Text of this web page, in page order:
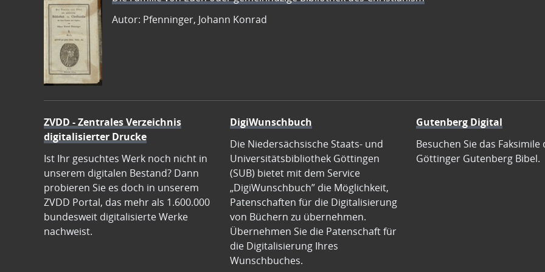
Autor: Pfenninger, Johann Konrad
ZVDD - Zentrales Verzeichnis
digitalisierter Drucke
Ist Ihr gesuchtes Werk noch nicht in
unserem digitalen Bestand? Dann
probieren Sie es doch in unserem
ZVDD Portal, das mehr als 1.600.000
bundesweit digitalisierte Werke
nachweist.
DigiWunschbuch
Die Niedersächsische Staats- und
Universitätsbibliothek Göttingen
(SUB) bietet mit dem Service
„DigiWunschbuch” die Möglichkeit,
Patenschaften für die Digitalisierung
von Büchern zu übernehmen.
Übernehmen Sie die Patenschaft für
die Digitalisierung Ihres
Wunschbuches.
Gutenberg Digital
Besuchen Sie das Faksimile
Göttinger Gutenberg Bibel.